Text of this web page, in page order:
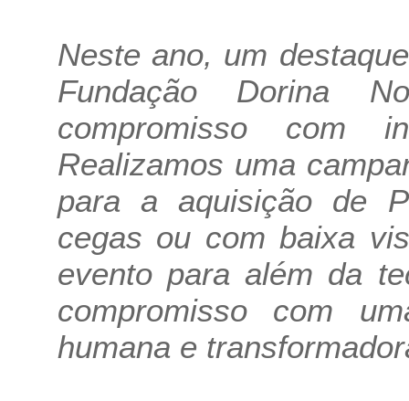
Neste ano, um
Fundação Dorina
compromisso com
Realizamos uma
para a aquisição de
cegas ou com baixa
evento para além da
compromisso com
humana e